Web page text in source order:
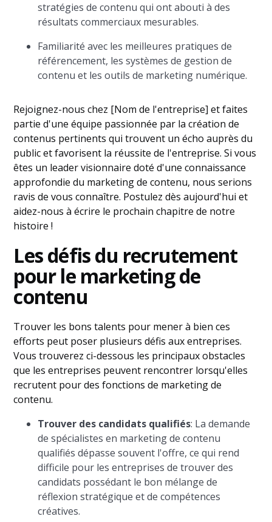
stratégies de contenu qui ont abouti à des
résultats commerciaux mesurables.
Familiarité avec les meilleures pratiques de
référencement, les systèmes de gestion de
contenu et les outils de marketing numérique.
Rejoignez-nous chez [Nom de l'entreprise] et faites
partie d'une équipe passionnée par la création de
contenus pertinents qui trouvent un écho auprès du
public et favorisent la réussite de l'entreprise. Si vous
êtes un leader visionnaire doté d'une connaissance
approfondie du marketing de contenu, nous serions
ravis de vous connaître. Postulez dès aujourd'hui et
aidez-nous à écrire le prochain chapitre de notre
histoire !
Les défis du recrutement
pour le marketing de
contenu
Trouver les bons talents pour mener à bien ces
efforts peut poser plusieurs défis aux entreprises.
Vous trouverez ci-dessous les principaux obstacles
que les entreprises peuvent rencontrer lorsqu'elles
recrutent pour des fonctions de marketing de
contenu.
Trouver des candidats qualifiés: La demande
de spécialistes en marketing de contenu
qualifiés dépasse souvent l'offre, ce qui rend
difficile pour les entreprises de trouver des
candidats possédant le bon mélange de
réflexion stratégique et de compétences
créatives.